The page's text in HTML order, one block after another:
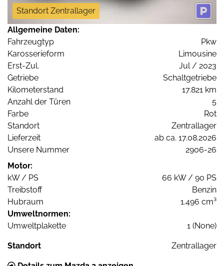
Standort Zentrallager
Allgemeine Daten:
Fahrzeugtyp
Pkw
Karosserieform
Limousine
Erst-Zul.
Jul / 2023
Getriebe
Schaltgetriebe
Kilometerstand
17.821 km
Anzahl der Türen
5
Farbe
Rot
Standort
Zentrallager
Lieferzeit
ab ca. 17.08.2026
Unsere Nummer
2906-26
Motor:
kW / PS
66 kW / 90 PS
Treibstoff
Benzin
Hubraum
1.496 cm³
Umweltnormen:
Umweltplakette
1 (None)
Standort Zentrallager